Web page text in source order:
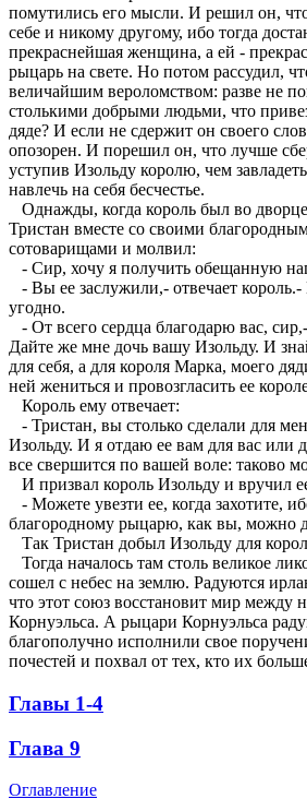
помутились его мысли. И решил он,
себе и никому другому, ибо тогда
прекраснейшая женщина, а ей -
рыцарь на свете. Но потом рассудил,
величайшим вероломством: разве не
столькими добрыми людьми, что
дяде? И если не сдержит он своего
опозорен. И порешил он, что лучше
уступив Изольду королю, чем
навлечь на себя бесчестье.
Однажды, когда король был во
Тристан вместе со своими
сотоварищами и молвил:
- Сир, хочу я получить обещанную
- Вы ее заслужили,- отвечает
угодно.
- От всего сердца благодарю вас,
Дайте же мне дочь вашу Изольду. И
для себя, а для короля Марка, моего
ней жениться и провозгласить ее
Король ему отвечает:
- Тристан, вы столько сделали для
Изольду. И я отдаю ее вам для вас или
все свершится по вашей воле: таково
И призвал король Изольду и вручил
- Можете увезти ее, когда захотите,
благородному рыцарю, как вы, можно
Так Тристан добыл Изольду для
Тогда началось там столь великое
сошел с небес на землю. Радуются
что этот союз восстановит мир между
Корнуэльса. А рыцари Корнуэльса
благополучно исполнили свое
почестей и похвал от тех, кто их
Главы 1-4
Глава 9
Оглавление